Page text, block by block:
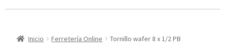
Inicio Ferretería Online Tornillo wafer 8 x 1/2 PB